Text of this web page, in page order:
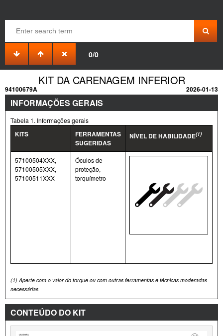
0/0
KIT DA CARENAGEM INFERIOR
94100679A 2026-01-13
INFORMAÇÕES GERAIS
Tabela 1. Informações gerais
KITS
FERRAMENTAS
SUGERIDAS
NÍVEL DE HABILIDADE(1)
57100504XXX,
57100505XXX,
57100511XXX
Óculos de
proteção,
torquímetro
(1) Aperte com o valor do torque ou com outras ferramentas e técnicas moderadas
necessárias
CONTEÚDO DO KIT